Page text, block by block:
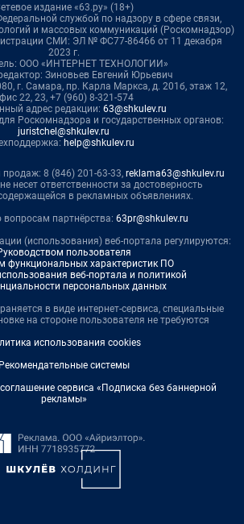
издание «63.ру» (18+)
службой по надзору в сфере связи,
и массовых коммуникаций (Роскомнадзор)
СМИ: ЭЛ № ФС77-86466 от 11 декабря
2023 г.
ООО «ИНТЕРНЕТ ТЕХНОЛОГИИ»
Зиновьев Евгений Юрьевич
г. Самара, пр. Карла Маркса, д. 201б, этаж 12,
22, 23, +7 (960) 8-321-574
адрес редакции: 63@shkulev.ru
Роскомнадзора и государственных органов:
juristchel@shkulev.ru
help@shkulev.ru
продаж: 8 (846) 201-63-33, reklama63@shkulev.ru
несет ответственности за достоверность
в рекламных объявлениях.
вопросам партнёрства: 63pr@shkulev.ru
(использования) веб-портала регулируются:
пользователя
функциональных характеристик ПО
веб-портала и политикой
персональных данных
в виде интернет-сервиса, специальные
на стороне пользователя не требуются
использования cookies
Рекомендательные системы
сервиса «Подписка без баннерной
рекламы»